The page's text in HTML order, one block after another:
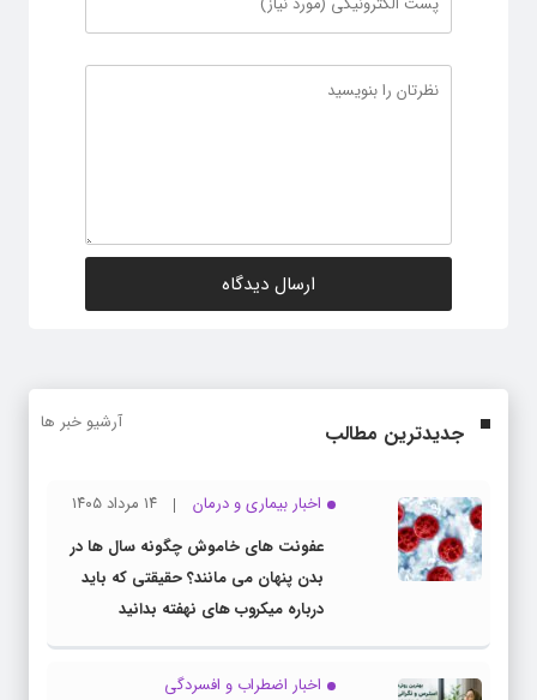
جدیدترین مطالب آرشیو خبر ها
اخبار بیماری و درمان
۱۴ مرداد ۱۴۰۵
عفونت های خاموش چگونه سال ها در
بدن پنهان می مانند؟ حقیقتی که باید
درباره میکروب های نهفته بدانید
اخبار اضطراب و افسردگی